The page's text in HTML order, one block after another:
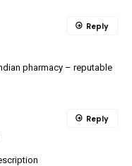
pharmacy – reputable
Reply
Reply